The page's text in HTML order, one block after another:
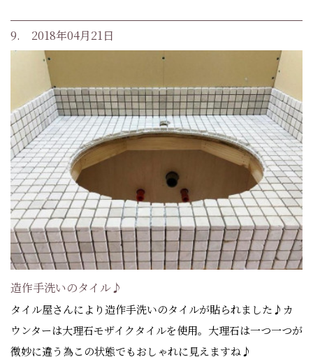
9. 2018年04月21日
造作手洗いのタイル♪
タイル屋さんにより造作手洗いのタイルが貼られました♪カ
ウンターは大理石モザイクタイルを使用。大理石は一つ一つが
微妙に違う為この状態でもおしゃれに見えますね♪